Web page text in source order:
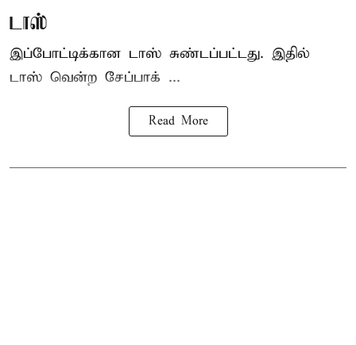
டாஸ்
இப்போட்டிக்கான டாஸ் சுண்டப்பட்டது. இதில்
டாஸ் வென்ற சேப்பாக் ...
Read More